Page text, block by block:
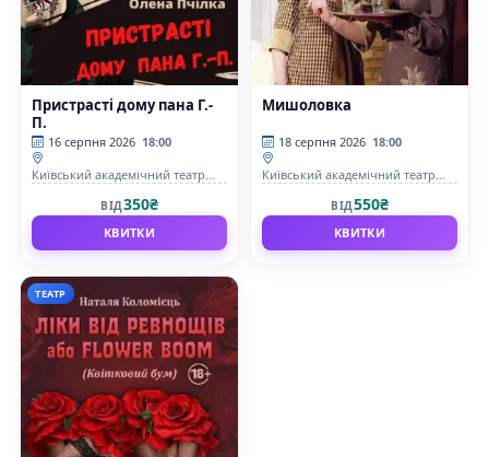
Пристрасті дому пана Г.-
П.
16 серпня 2026 18:00
Київський академічний театр
ВІД350₴
КВИТКИ
Мишоловка
18 серпня 2026 18:00
Київський академічний театр
ВІД550₴
КВИТКИ
ТЕАТР